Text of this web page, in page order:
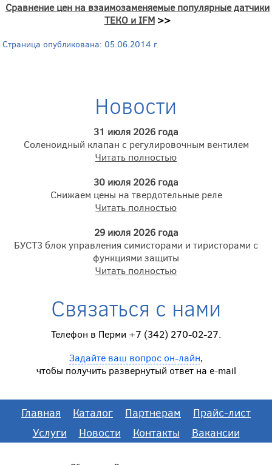
Сравнение цен на взаимозаменяемые популярные датчики
ТЕКО и IFM>>
Страница опубликована: 05.06.2014 г.
Новости
31 июля 2026 года
Соленоидный клапан с регулировочным вентилем
Читать полностью
30 июля 2026 года
Снижаем цены на твердотельные реле
Читать полностью
29 июля 2026 года
БУСТ3 блок управления симисторами и тиристорами с
функциями защиты
Читать полностью
Связаться с нами
Телефон в Перми +7 (342) 270-02-27.
Задайте ваш вопрос он-лайн,
чтобы получить развернутый ответ на e-mail
Главная Каталог Партнерам
Прайс-лист
Услуги
Новости Контакты Вакансии